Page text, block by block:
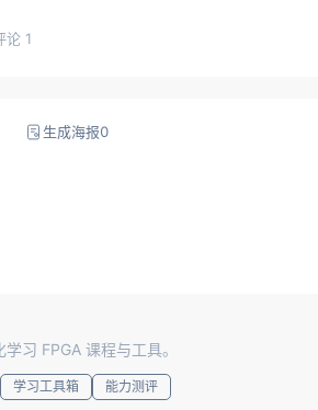
论 1
生成海报0
习 FPGA 课程与工具。
学习工具箱 能力测评